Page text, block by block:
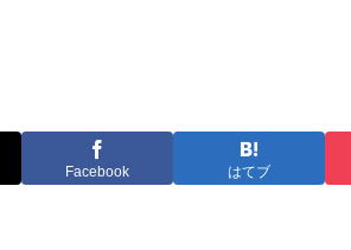
Facebook はてブ